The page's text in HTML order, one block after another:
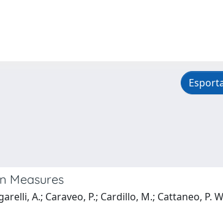
Measures
A.; Caraveo, P.; Cardillo, M.; Cattaneo, P.